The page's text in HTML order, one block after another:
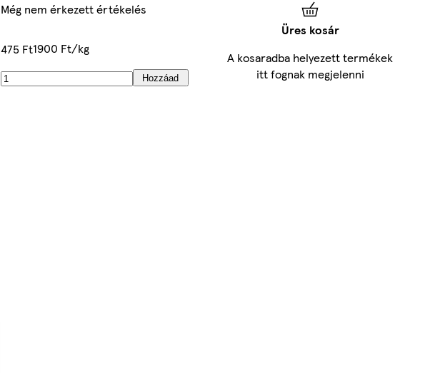
Még nem érkezett értékelés
475 Ft1900 Ft/kg
Hozzáad
Üres kosár
A kosaradba helyezett termékek
itt fognak megjelenni